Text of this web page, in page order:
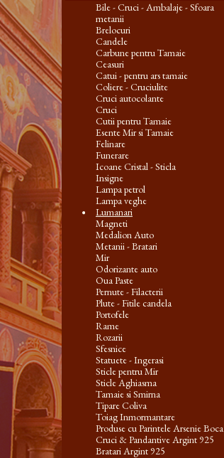
Bile - Cruci - Ambalaje - Sfoara
metanii
Brelocuri
Candele
Carbune pentru Tamaie
Ceasuri
Catui - pentru ars tamaie
Coliere - Cruciulite
Cruci autocolante
Cruci
Cutii pentru Tamaie
Esente Mir si Tamaie
Felinare
Funerare
Icoane Cristal - Sticla
Insigne
Lampa petrol
Lampa veghe
Lumanari
Magneti
Medalion Auto
Metanii - Bratari
Mir
Odorizante auto
Oua Paste
Pernute - Filacterii
Plute - Fitile candela
Portofele
Rame
Rozarii
Sfesnice
Statuete - Ingerasi
Sticle pentru Mir
Sticle Aghiasma
Tamaie si Smirna
Tipare Coliva
Toiag Inmormantare
Produse cu Parintele Arsenie Boca
Cruci & Pandantive Argint 925
Bratari Argint 925